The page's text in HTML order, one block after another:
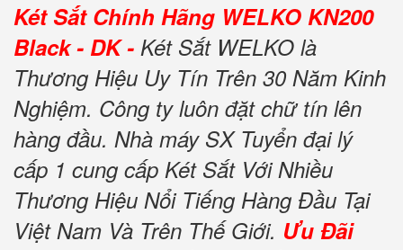
Két Sắt Chính Hãng WELKO KN200
Black - DK - Két Sắt WELKO là
Thương Hiệu Uy Tín Trên 30 Năm Kinh
Nghiệm. Công ty luôn đặt chữ tín lên
hàng đầu. Nhà máy SX Tuyển đại lý
cấp 1 cung cấp Két Sắt Với Nhiều
Thương Hiệu Nổi Tiếng Hàng Đầu Tại
Việt Nam Và Trên Thế Giới. Ưu Đãi